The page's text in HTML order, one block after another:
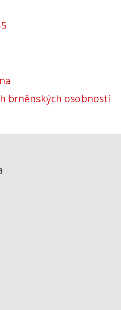
brněnských osobností